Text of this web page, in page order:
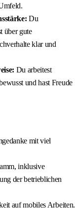
Du
über gute
klar und
Du arbeitest
und hast Freude
mit viel
inklusive
der betrieblichen
auf mobiles Arbeiten.